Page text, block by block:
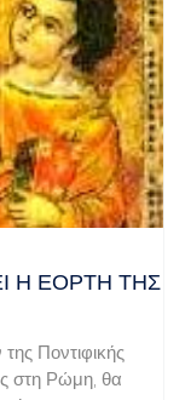
Η ΕΟΡΤΉ ΤΗΣ
Ποντιφικής
στη Ρώμη, θα